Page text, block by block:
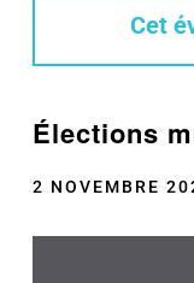
Cet
Élections
2 NOVEMBRE